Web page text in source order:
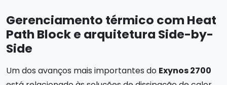
Gerenciamento térmico com Heat
Path Block e arquitetura Side-by-
Side
Um dos avanços mais importantes do Exynos 2700